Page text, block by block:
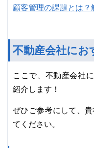
顧客管理の課題とは
不動産会社に
ここで、不動産会社
紹介します！
ぜひご参考にして、
てください。